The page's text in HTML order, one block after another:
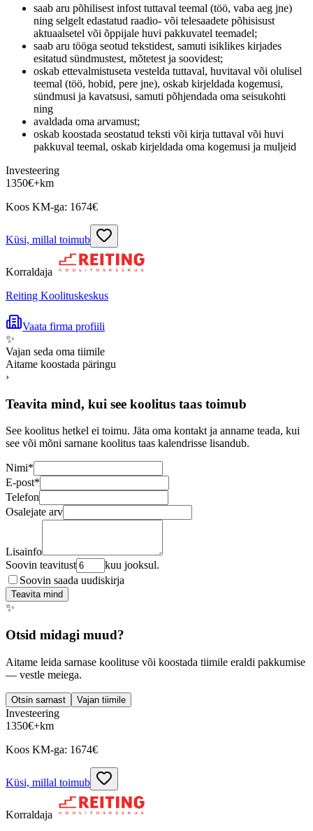
saab aru põhilisest infost tuttaval teemal (töö, vaba aeg jne)
ning selgelt edastatud raadio- või telesaadete põhisisust
aktuaalsetel või õppijale huvi pakkuvatel teemadel;
saab aru tööga seotud tekstidest, samuti isiklikes kirjades
esitatud sündmustest, mõtetest ja soovidest;
oskab ettevalmistuseta vestelda tuttaval, huvitaval või olulisel
teemal (töö, hobid, pere jne), oskab kirjeldada kogemusi,
sündmusi ja kavatsusi, samuti põhjendada oma seisukohti
ning
avaldada oma arvamust;
oskab koostada seostatud teksti või kirja tuttaval või huvi
pakkuval teemal, oskab kirjeldada oma kogemusi ja muljeid
Investeering
1350€+km
Koos KM-ga: 1674€
Küsi, millal toimub
Korraldaja
Reiting Koolituskeskus
Vaata firma profiili
✨
Vajan seda oma tiimile
Aitame koostada päringu
›
Teavita mind, kui see koolitus taas toimub
See koolitus hetkel ei toimu. Jäta oma kontakt ja anname teada, kui
see või mõni sarnane koolitus taas kalendrisse lisandub.
Nimi*
E-post*
Telefon
Osalejate arv
Lisainfo
Soovin teavitust
kuu jooksul.
Soovin saada uudiskirja
Teavita mind
✨
Otsid midagi muud?
Aitame leida sarnase koolituse või koostada tiimile eraldi pakkumise
— vestle meiega.
Otsin sarnast Vajan tiimile
Investeering
1350€+km
Koos KM-ga: 1674€
Küsi, millal toimub
Korraldaja